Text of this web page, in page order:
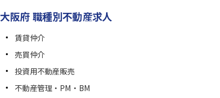
大阪府 職種別不動産求人
賃貸仲介
売買仲介
投資用不動産販売
不動産管理・PM・BM